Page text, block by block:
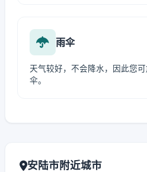
雨伞
天气较好，不会降水，因此您
伞。
安陆市附近城市